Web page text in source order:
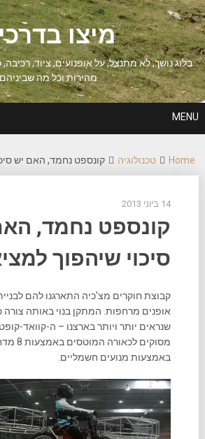
Skip
to
content
מיצו
בלוג נושך, לא מתנצל, על אופנועים, ציוד,
מהירות וכל מה שביניהם
MENU
Home טכנולוגיה קונספט נחמד, האם יש
14 ביוני 2013
קונספט נחמד,
סיכוי שיהפוך
קבוצת חוקרים מצ'כיה התארגנו להם
אופנים מרחפות. המתקן בנוי באותה צורה
שנראים יותר ויותר בארצנו – ה-קוואד-
מסוקים
באמצעות מנועים חשמליים.